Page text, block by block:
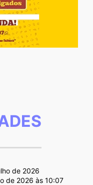
de 2026
de 2026 às 10:07